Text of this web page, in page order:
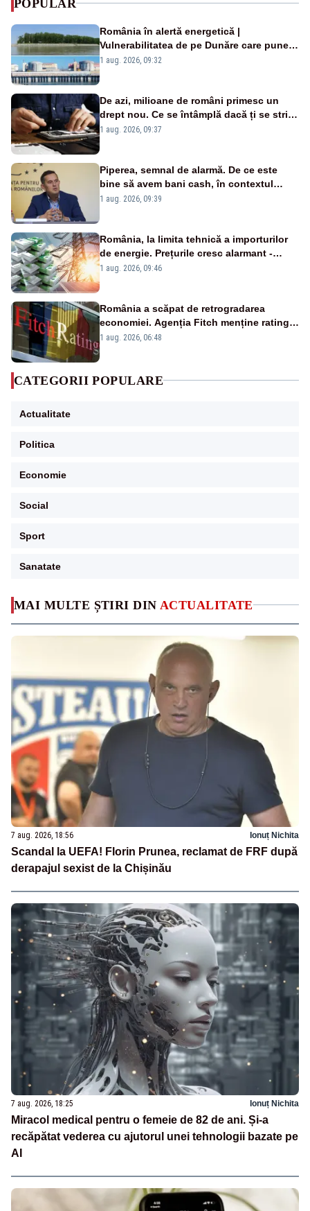
MAI MULTE ȘTIRI DIN ACTUALITATE
7 aug. 2026, 18:56 Ionuț Nichita
Scandal la UEFA! Florin Prunea, reclamat de FRF după
derapajul sexist de la Chișinău
7 aug. 2026, 18:25 Ionuț Nichita
Miracol medical pentru o femeie de 82 de ani. Și-a
recăpătat vederea cu ajutorul unei tehnologii bazate pe
AI
POPULAR
România în alertă energetică |
Vulnerabilitatea de pe Dunăre care pune
în pericol Centrala Cernavodă era
1 aug. 2026, 09:32
De azi, milioane de români primesc un
drept nou. Ce se întâmplă dacă ți se strică
un produs
1 aug. 2026, 09:37
Piperea, semnal de alarmă. De ce este
bine să avem bani cash, în contextul
alertei energetice?
1 aug. 2026, 09:39
România, la limita tehnică a importurilor
de energie. Prețurile cresc alarmant -
Analiză Realitatea Plus
1 aug. 2026, 09:46
România a scăpat de retrogradarea
economiei. Agenția Fitch menține ratingul
„BBB-” cu perspectivă negativă
1 aug. 2026, 06:48
CATEGORII POPULARE
Actualitate
Politica
Economie
Social
Sport
Sanatate